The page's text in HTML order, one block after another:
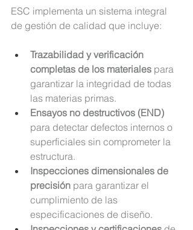
ESC implementa un sistema integral
de gestión de calidad que incluye:
Trazabilidad y verificación
completas de los materiales para
garantizar la integridad de todas
las materias primas.
Ensayos no destructivos (END)
para detectar defectos internos o
superficiales sin comprometer la
estructura.
Inspecciones dimensionales de
precisión para garantizar el
cumplimiento de las
especificaciones de diseño.